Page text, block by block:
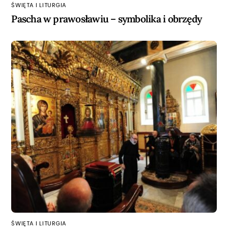
ŚWIĘTA I LITURGIA
Pascha w prawosławiu – symbolika i obrzędy
ŚWIĘTA I LITURGIA